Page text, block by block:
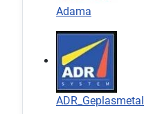
Adama
ADR_Geplasmetal